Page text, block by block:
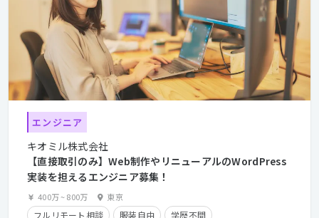
エンジニア
キオミル株式会社
【直接取引のみ】Web制作やリニューアルのWordPress
実装を担えるエンジニア募集！
400万~800万 東京
フルリモート相談 服装自由 学歴不問